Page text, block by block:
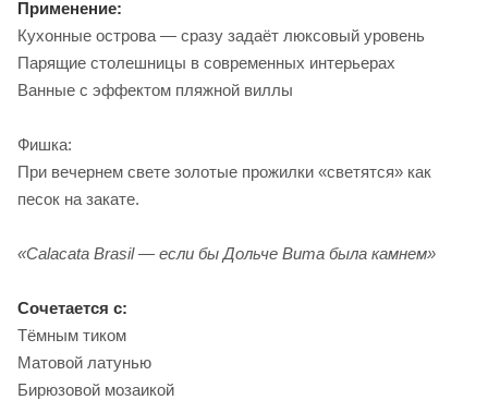
Применение:
Кухонные острова — сразу задаёт люксовый уровень
Парящие столешницы в современных интерьерах
Ванные с эффектом пляжной виллы
Фишка:
При вечернем свете золотые прожилки «светятся» как
песок на закате.
«Calacata Brasil — если бы Дольче Вита была камнем»
Сочетается с:
Тёмным тиком
Матовой латунью
Бирюзовой мозаикой